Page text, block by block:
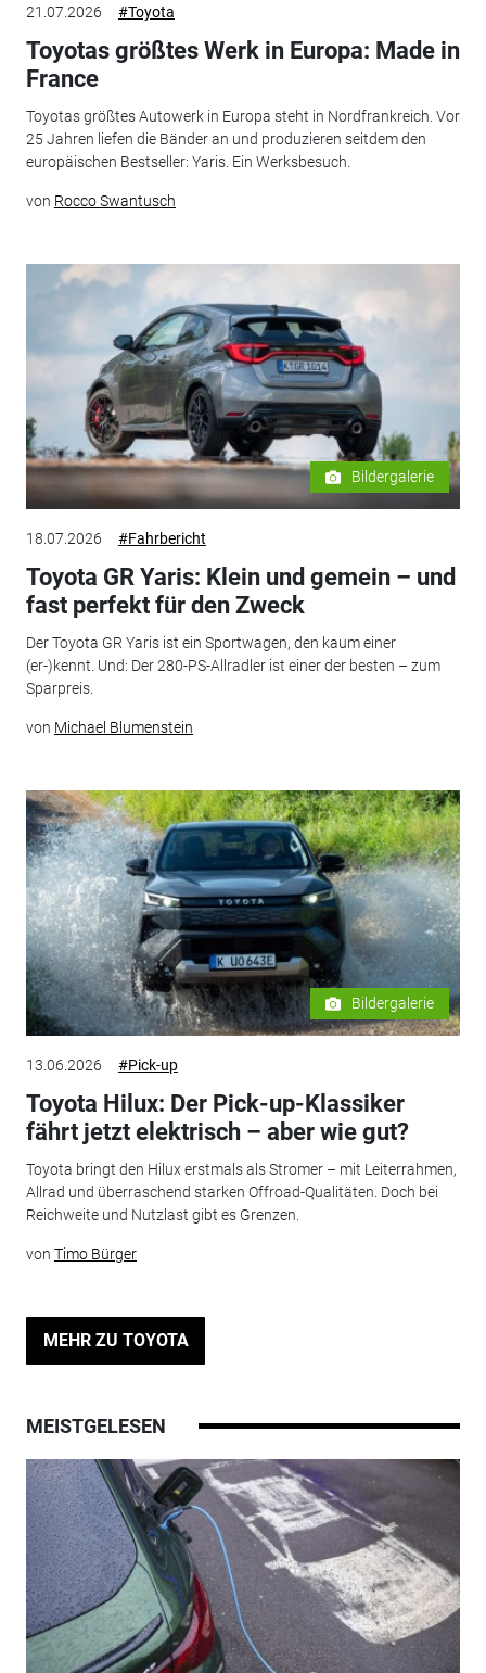
21.07.2026 #Toyota
Toyotas größtes Werk in Europa: Made in
France
Toyotas größtes Autowerk in Europa steht in Nordfrankreich. Vor
25 Jahren liefen die Bänder an und produzieren seitdem den
europäischen Bestseller: Yaris. Ein Werksbesuch.
von Rocco Swantusch
Bildergalerie
18.07.2026 #Fahrbericht
Toyota GR Yaris: Klein und gemein – und
fast perfekt für den Zweck
Der Toyota GR Yaris ist ein Sportwagen, den kaum einer
(er-)kennt. Und: Der 280-PS-Allradler ist einer der besten – zum
Sparpreis.
von Michael Blumenstein
Bildergalerie
13.06.2026 #Pick-up
Toyota Hilux: Der Pick-up-Klassiker
fährt jetzt elektrisch – aber wie gut?
Toyota bringt den Hilux erstmals als Stromer – mit Leiterrahmen,
Allrad und überraschend starken Offroad-Qualitäten. Doch bei
Reichweite und Nutzlast gibt es Grenzen.
von Timo Bürger
MEHR ZU TOYOTA
MEISTGELESEN